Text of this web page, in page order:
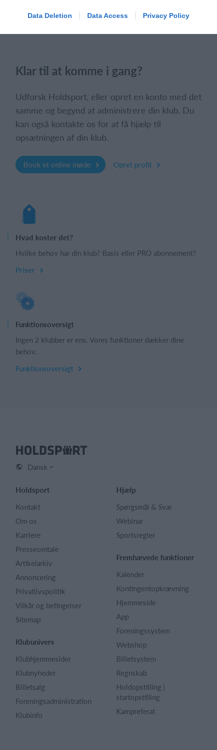
Data Deletion Data Access Privacy Policy
Klar til at komme i gang?
Udforsk Holdsport, eller opret en konto med det
samme og begynd at administrere din klub. Du
kan også kontakte os for at få hjælp til
opsætningen af din klub.
Book et online møde Opret profil
Hvad koster det?
Hvilke behov har din klub? Basis eller PRO abonnement?
Priser
Funktionsoversigt
Ingen 2 klubber er ens. Vores funktioner dækker dine
behov.
Funktionsoversigt
Dansk
Holdsport
Kontakt
Om os
Karriere
Presseomtale
Artikelarkiv
Annoncering
Privatlivspolitik
Vilkår og betingelser
Sitemap
Klubunivers
Klubhjemmesider
Klubnyheder
Billetsalg
Foreningsadministration
Klubinfo
Hjælp
Spørgsmål & Svar
Webinar
Sportsregler
Fremhævede funktioner
Kalender
Kontingentopkrævning
Hjemmeside
App
Foreningssystem
Webshop
Billetsystem
Regnskab
Holdopstilling |
startopstilling
Kampreferat